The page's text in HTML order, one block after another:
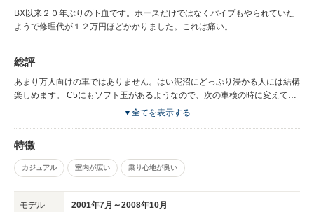
BX以来２０年ぶりの下血です。ホースだけではなくパイプもやられていた
ようで修理代が１２万円ほどかかりました。これは痛い。
総評
あまり万人向けの車ではありません。はい泥沼にどっぷり浸かる人には結構
楽しめます。 C5にもソフト玉があるようなので、次の車検の時に変えてみ
▼全てを表示する
特徴
カジュアル 室内が広い 乗り心地が良い
モデル 2001年7月～2008年10月